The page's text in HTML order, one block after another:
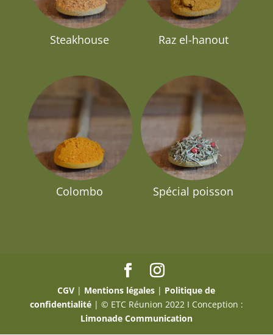
Steakhouse Raz el-hanout
Colombo Spécial poisson
CGV | Mentions légales | Politique de
confidentialité| © ETC Réunion 2022 I Conception :
Limonade Communication